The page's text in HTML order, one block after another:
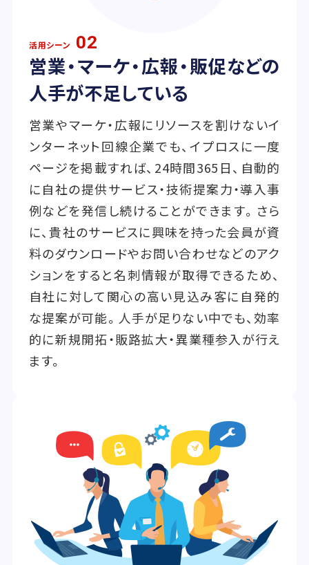
活用シーン 02
営業・マーケ・広報・販促などの
人手が不足している
営業やマーケ・広報にリソースを割けないイ
ンターネット回線企業でも、イプロスに一度
ページを掲載すれば、24時間365日、自動的
に自社の提供サービス・技術提案力・導入事
例などを発信し続けることができます。さら
に、貴社のサービスに興味を持った会員が資
料のダウンロードやお問い合わせなどのアク
ションをすると名刺情報が取得できるため、
自社に対して関心の高い見込み客に自発的
な提案が可能。人手が足りない中でも、効率
的に新規開拓・販路拡大・異業種参入が行え
ます。